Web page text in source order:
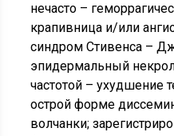
нечасто –
крапивница и/или
синдром Стивенса –
эпидермальный
частотой – ухудшение
острой форме
волчанки;